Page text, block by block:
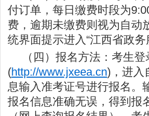
付订单，每日缴费时段为
费，逾期未缴费则视为自动
统界面提示进入“江西省政
（四）报名方法：考生
(http://www.jxeea.cn)，进入
息输入准考证号进行报名。
报名信息准确无误，得到报